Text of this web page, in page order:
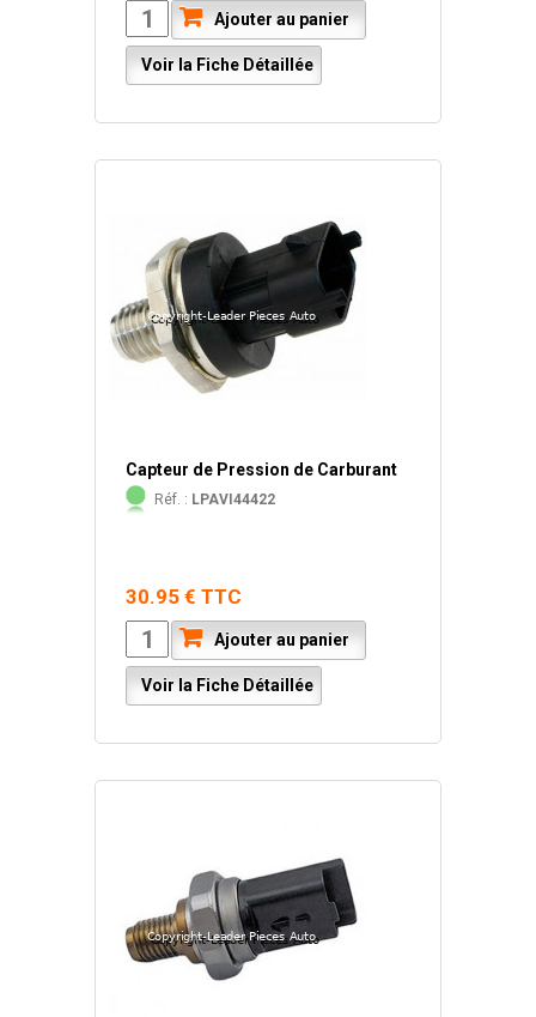
Ajouter au panier
Voir la Fiche Détaillée
Capteur de Pression de Carburant
Réf. : LPAVI44422
30.95 € TTC
Ajouter au panier
Voir la Fiche Détaillée